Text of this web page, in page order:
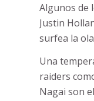
Algunos de
Justin
surfea la
Una
raiders
Nagai son